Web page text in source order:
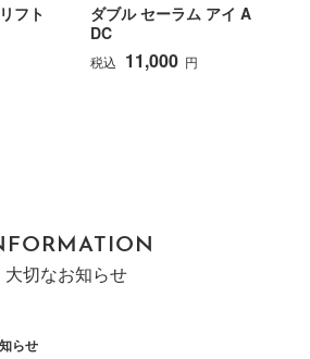
フト
ダブル セーラム アイ A
DC
税込 11,000 円
大切なお知らせ
らせ